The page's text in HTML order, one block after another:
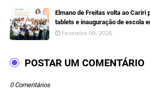
Elmano de Freitas volta ao Cariri
tablets e inauguração de escola
Fevereiro 09, 2026
POSTAR UM COMENTÁRIO
0 Comentários